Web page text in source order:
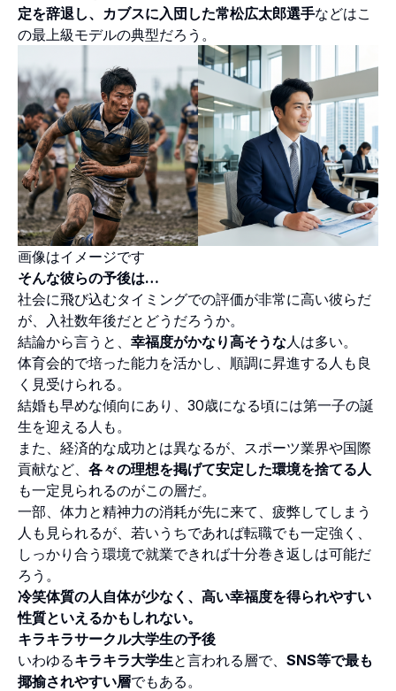
定を辞退し、カブスに入団した常松広太郎選手などはこ
の最上級モデルの典型だろう。
画像はイメージです
そんな彼らの予後は…
社会に飛び込むタイミングでの評価が非常に高い彼らだ
が、入社数年後だとどうだろうか。
結論から言うと、 幸福度がかなり高そうな人は多い。
体育会的で培った能力を活かし、順調に昇進する人も良
く見受けられる。
結婚も早めな傾向にあり、30歳になる頃には第一子の誕
生を迎える人も。
また、経済的な成功とは異なるが、スポーツ業界や国際
貢献など、 各々の理想を掲げて安定した環境を捨てる人
も一定見られるのがこの層だ。
一部、体力と精神力の消耗が先に来て、疲弊してしまう
人も見られるが、若いうちであれば転職でも一定強く、
しっかり合う環境で就業できれば十分巻き返しは可能だ
ろう。
冷笑体質の人自体が少なく、高い幸福度を得られやすい
性質といえるかもしれない。
キラキラサークル大学生の予後
いわゆるキラキラ大学生と言われる層で、 SNS等で最も
揶揄されやすい層でもある。